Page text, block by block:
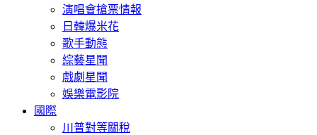
演唱會搶票情報
日韓爆米花
歌手動態
綜藝星聞
戲劇星聞
娛樂電影院
國際
川普對等關稅